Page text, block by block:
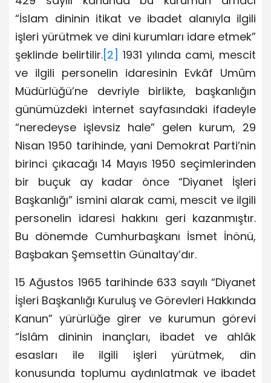
“İslam dininin itikat ve ibadet alanıyla ilgili
işleri yürütmek ve dini kurumları idare etmek”
şeklinde belirtilir. [2]
1931 yılında cami, mescit
ve ilgili personelin idaresinin Evkâf Umûm
Müdürlüğü’ne devriyle birlikte, başkanlığın
günümüzdeki internet sayfasındaki ifadeyle
“neredeyse işlevsiz hale” gelen kurum, 29
Nisan 1950 tarihinde, yani Demokrat Parti’nin
birinci çıkacağı 14 Mayıs 1950 seçimlerinden
bir buçuk ay kadar önce “Diyanet İşleri
Başkanlığı” ismini alarak cami, mescit ve ilgili
personelin idaresi hakkını geri kazanmıştır.
Bu dönemde Cumhurbaşkanı İsmet İnönü,
Başbakan Şemsettin Günaltay’dır.
15 Ağustos 1965 tarihinde 633 sayılı “Diyanet
İşleri Başkanlığı Kuruluş ve Görevleri Hakkında
Kanun” yürürlüğe girer ve kurumun görevi
“İslâm dininin inançları, ibadet ve ahlâk
esasları ile ilgili işleri yürütmek, din
konusunda toplumu aydınlatmak ve ibadet